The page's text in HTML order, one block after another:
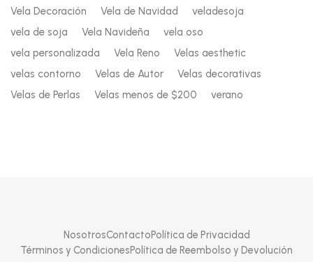
Vela Decoración
Vela de Navidad
veladesoja
vela de soja
Vela Navideña
vela oso
vela personalizada
Vela Reno
Velas aesthetic
velas contorno
Velas de Autor
Velas decorativas
Velas de Perlas
Velas menos de $200 verano
NosotrosContactoPolítica de Privacidad
Términos y CondicionesPolítica de Reembolso y Devolución